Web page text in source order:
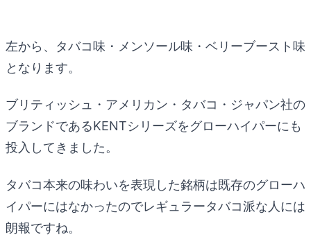
左から、タバコ味・メンソール味・ベリーブースト味
となります。
ブリティッシュ・アメリカン・タバコ・ジャパン社の
ブランドであるKENTシリーズをグローハイパーにも
投入してきました。
タバコ本来の味わいを表現した銘柄は既存のグローハ
イパーにはなかったのでレギュラータバコ派な人には
朗報ですね。